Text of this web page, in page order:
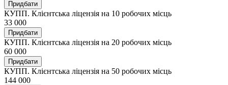
Придбати
КУПП. Клієнтська ліцензія на 10 робочих місць
33 000
Придбати
КУПП. Клієнтська ліцензія на 20 робочих місць
60 000
Придбати
КУПП. Клієнтська ліцензія на 50 робочих місць
144 000